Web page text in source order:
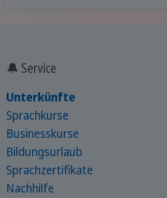
🔔 Service
Unterkünfte
Sprachkurse
Businesskurse
Bildungsurlaub
Sprachzertifikate
Nachhilfe